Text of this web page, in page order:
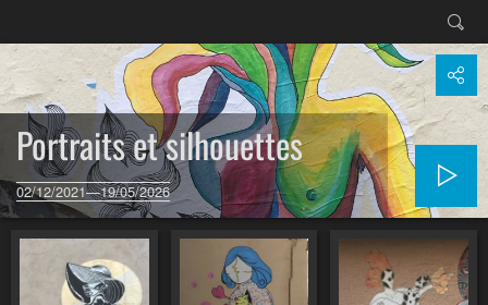
Portraits et silhouettes
02/12/2021—19/05/2026